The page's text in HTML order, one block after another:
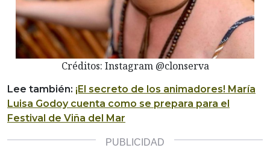
Créditos: Instagram @clonserva
Lee también: ¡El secreto de los animadores! María
Luisa Godoy cuenta como se prepara para el
Festival de Viña del Mar